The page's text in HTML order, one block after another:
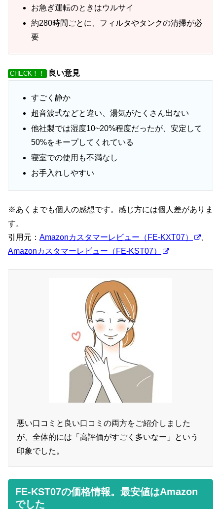
お急ぎ運転のときはウルサイ
約280時間ごとに、フィルタやタンクの清掃が必
要
CHECK！！ 良い意見
すごく静か
超音波式などと違い、湯気がたくさん出ない
他社製では湿度10~20%程度だったが、安定して
50%をキープしてくれている
寝室での使用も不満なし
お手入れしやすい
※あくまでも個人の感想です。感じ方には個人差がありま
す。
引用元： Amazonカスタマーレビュー（FE-KXT07）
Amazonカスタマーレビュー（FE-KST07）
悪い口コミと良い口コミの両方をご紹介しました
が、全体的には「高評価がすごく多いなー」という
印象でした。
FE-KST07の価格情報。最安値はAmazon
でした